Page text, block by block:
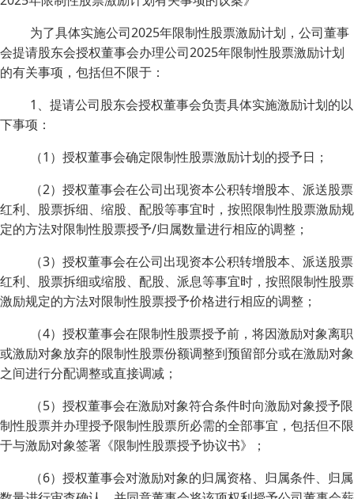
为了具体实施公司2025年限制性股票激励计划，公司董事
会提请股东会授权董事会办理公司2025年限制性股票激励计划
的有关事项，包括但不限于：
1、提请公司股东会授权董事会负责具体实施激励计划的以
下事项：
（1）授权董事会确定限制性股票激励计划的授予日；
（2）授权董事会在公司出现资本公积转增股本、派送股票
红利、股票拆细、缩股、配股等事宜时，按照限制性股票激励规
定的方法对限制性股票授予/归属数量进行相应的调整；
（3）授权董事会在公司出现资本公积转增股本、派送股票
红利、股票拆细或缩股、配股、派息等事宜时，按照限制性股票
激励规定的方法对限制性股票授予价格进行相应的调整；
（4）授权董事会在限制性股票授予前，将因激励对象离职
或激励对象放弃的限制性股票份额调整到预留部分或在激励对象
之间进行分配调整或直接调减；
（5）授权董事会在激励对象符合条件时向激励对象授予限
制性股票并办理授予限制性股票所必需的全部事宜，包括但不限
于与激励对象签署《限制性股票授予协议书》；
（6）授权董事会对激励对象的归属资格、归属条件、归属